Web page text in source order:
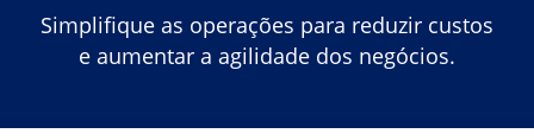
Simplifique as operações para reduzir custos
e aumentar a agilidade dos negócios.